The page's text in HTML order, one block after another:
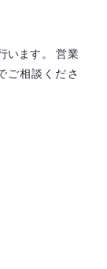
います。
営業
ご相談くださ